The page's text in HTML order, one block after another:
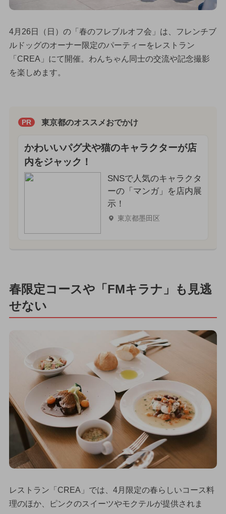
4月26日（日）の「春のフレブルオフ会」は、フレンチブ
ルドッグのオーナー限定のパーティーをレストラン
「CREA」にて開催。わんちゃん同士の交流や記念撮影
を楽しめます。
PR 東京都のオススメおでかけ
かわいいパグ犬や猫のキャラクターが店
内をジャック！
SNSで人気のキャラクタ
ーの「マンガ」を店内展
示！
東京都墨田区
春限定コースや「FMキラナ」も見逃
せない
レストラン「CREA」では、4月限定の春らしいコース料
理のほか、ピンクのスイーツやモクテルが提供されま